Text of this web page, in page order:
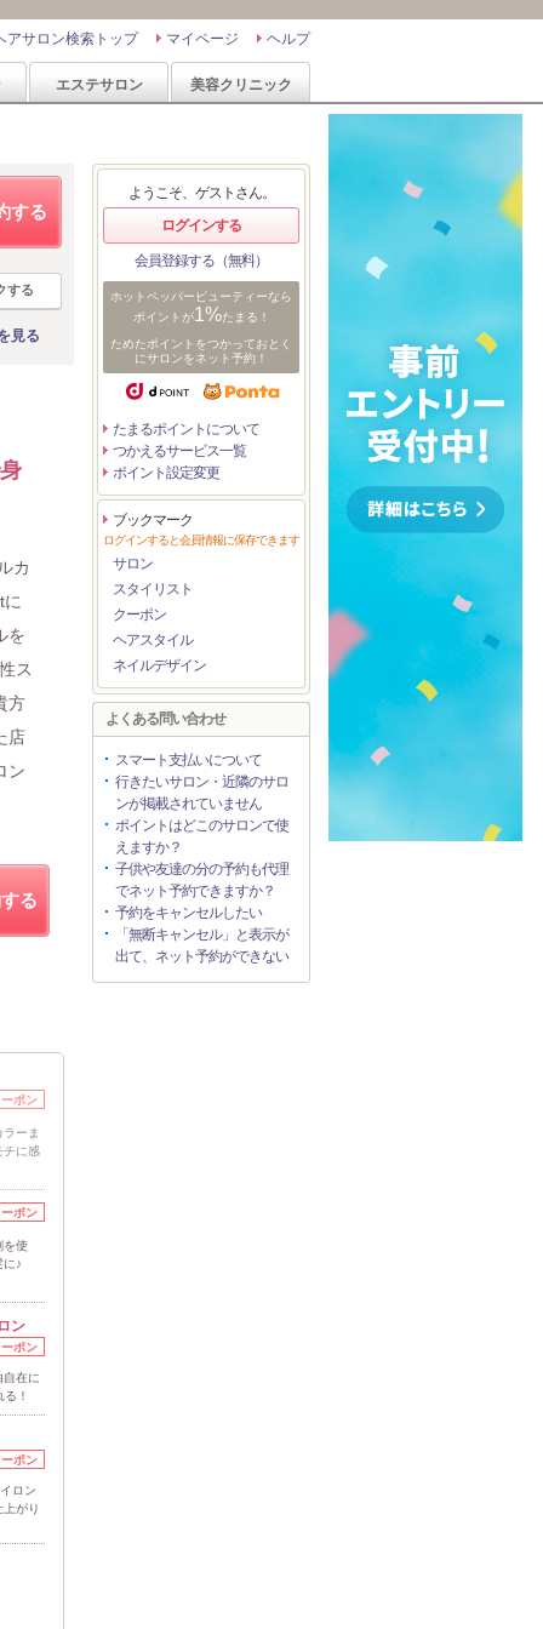
ヘルプ
マイページ
アサロン検索トップ
エステサロン 美容クリニック
する
する
見る
カ
を
ス
方
店
ン
る
ポン
ーま
チに感
ポン
を使
♪
ン
ポン
自在に
！
ポン
ロン
がり
ようこそ、ゲストさん。
ログインする
会員登録する（無料）
ホットペッパービューティーなら
ポイントが1%たまる！
ためたポイントをつかっておとく
にサロンをネット予約！
たまるポイントについて
つかえるサービス一覧
ポイント設定変更
ブックマーク
ログインすると会員情報に保存できます
サロン
スタイリスト
クーポン
ヘアスタイル
ネイルデザイン
よくある問い合わせ
スマート支払いについて
行きたいサロン・近隣のサロ
ンが掲載されていません
ポイントはどこのサロンで使
えますか？
子供や友達の分の予約も代理
でネット予約できますか？
予約をキャンセルしたい
「無断キャンセル」と表示が
出て、ネット予約ができない